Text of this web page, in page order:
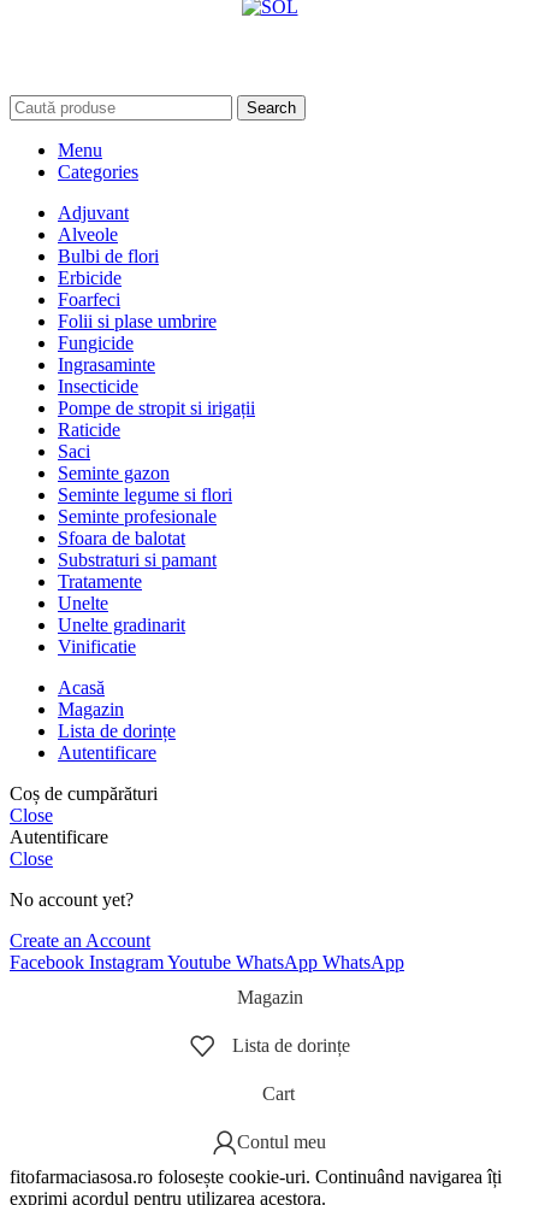
Search
Menu
Categories
Adjuvant
Alveole
Bulbi de flori
Erbicide
Foarfeci
Folii si plase umbrire
Fungicide
Ingrasaminte
Insecticide
Pompe de stropit si irigații
Raticide
Saci
Seminte gazon
Seminte legume si flori
Seminte profesionale
Sfoara de balotat
Substraturi si pamant
Tratamente
Unelte
Unelte gradinarit
Vinificatie
Acasă
Magazin
Lista de dorințe
Autentificare
Coș de cumpărături
Close
Autentificare
Close
No account yet?
Create an Account
Facebook InstagramYoutube WhatsApp WhatsApp
Magazin
Lista de dorințe
Cart
Contul meu
fitofarmaciasosa.ro folosește cookie-uri. Continuând navigarea îți
exprimi acordul pentru utilizarea acestora.